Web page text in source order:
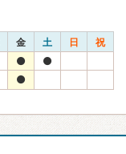
金 土 日 祝